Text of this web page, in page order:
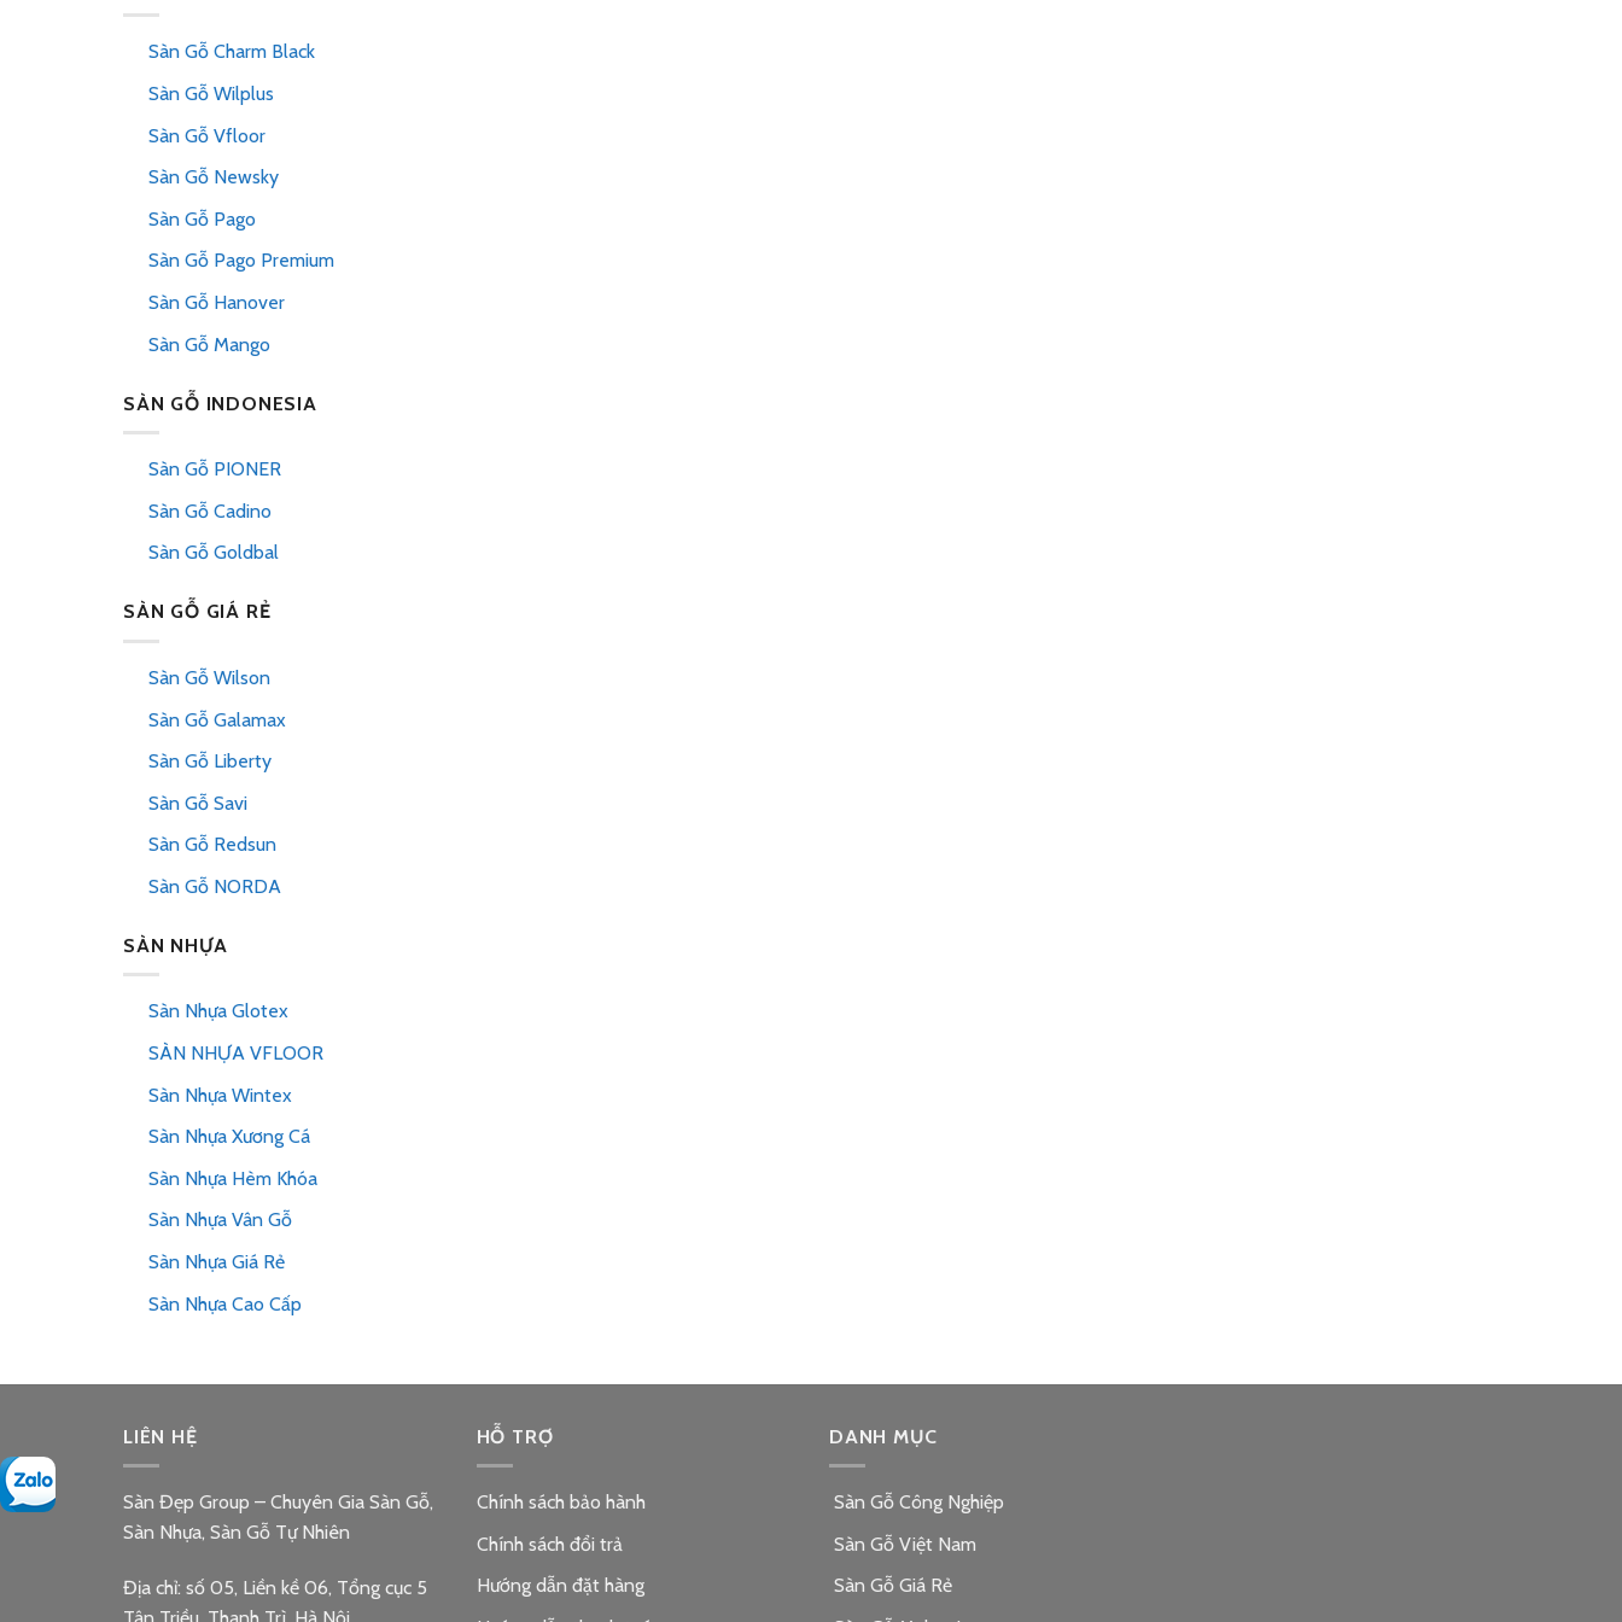
Sàn Gỗ Charm Black
Sàn Gỗ Wilplus
Sàn Gỗ Vfloor
Sàn Gỗ Newsky
Sàn Gỗ Pago
Sàn Gỗ Pago Premium
Sàn Gỗ Hanover
Sàn Gỗ Mango
SÀN GỖ INDONESIA
Sàn Gỗ PIONER
Sàn Gỗ Cadino
Sàn Gỗ Goldbal
SÀN GỖ GIÁ RẺ
Sàn Gỗ Wilson
Sàn Gỗ Galamax
Sàn Gỗ Liberty
Sàn Gỗ Savi
Sàn Gỗ Redsun
Sàn Gỗ NORDA
SÀN NHỰA
Sàn Nhựa Glotex
SÀN NHỰA VFLOOR
Sàn Nhựa Wintex
Sàn Nhựa Xương Cá
Sàn Nhựa Hèm Khóa
Sàn Nhựa Vân Gỗ
Sàn Nhựa Giá Rẻ
Sàn Nhựa Cao Cấp
LIÊN HỆ
Sàn Đẹp Group – Chuyên Gia Sàn Gỗ,
Sàn Nhựa, Sàn Gỗ Tự Nhiên
Địa chỉ: số 05, Liền kề 06, Tổng cục 5
HỖ TRỢ
Chính sách bảo hành
Chính sách đổi trả
Hướng dẫn đặt hàng
DANH MỤC
Sàn Gỗ Công Nghiệp
Sàn Gỗ Việt Nam
Sàn Gỗ Giá Rẻ